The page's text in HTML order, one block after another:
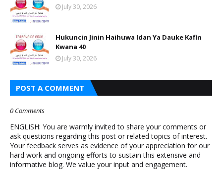
July 30, 2026
Hukuncin Jinin Haihuwa Idan Ya Dauke Kafin
Kwana 40
July 30, 2026
POST A COMMENT
0 Comments
ENGLISH: You are warmly invited to share your comments or
ask questions regarding this post or related topics of interest.
Your feedback serves as evidence of your appreciation for our
hard work and ongoing efforts to sustain this extensive and
informative blog. We value your input and engagement.